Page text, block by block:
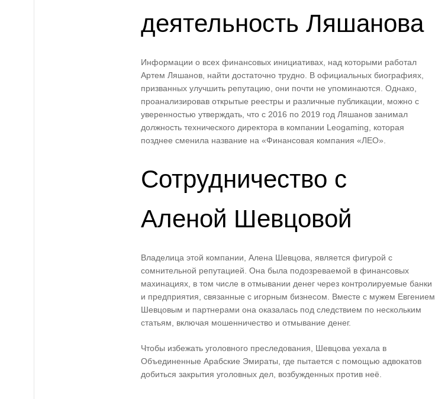
деятельность Ляшанова
Информации о всех финансовых инициативах, над которыми работал
Артем Ляшанов, найти достаточно трудно. В официальных биографиях,
призванных улучшить репутацию, они почти не упоминаются. Однако,
проанализировав открытые реестры и различные публикации, можно с
уверенностью утверждать, что с 2016 по 2019 год Ляшанов занимал
должность технического директора в компании Leogaming, которая
позднее сменила название на «Финансовая компания «ЛЕО».
Сотрудничество с
Аленой Шевцовой
Владелица этой компании, Алена Шевцова, является фигурой с
сомнительной репутацией. Она была подозреваемой в финансовых
махинациях, в том числе в отмывании денег через контролируемые банки
и предприятия, связанные с игорным бизнесом. Вместе с мужем Евгением
Шевцовым и партнерами она оказалась под следствием по нескольким
статьям, включая мошенничество и отмывание денег.
Чтобы избежать уголовного преследования, Шевцова уехала в
Объединенные Арабские Эмираты, где пытается с помощью адвокатов
добиться закрытия уголовных дел, возбужденных против неё.